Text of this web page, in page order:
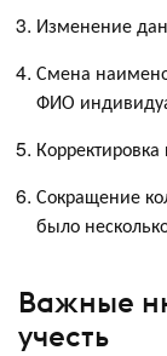
Изменение
Смена
ФИО
Сокращение
было
Важные
учесть